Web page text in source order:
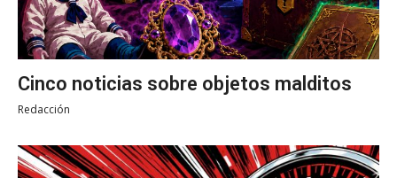
Cinco noticias sobre objetos malditos
Redacción